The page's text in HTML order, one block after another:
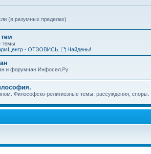
(в разумных пределах)
темы
- ОТЗОВИСЬ, Найдены!
и форумчан Инфосел.Ру
Философско-религиозные темы, рассуждения, споры.